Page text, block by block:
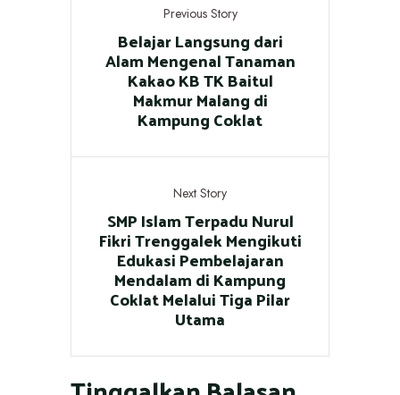
Previous Story
Belajar Langsung dari
Alam Mengenal Tanaman
Kakao KB TK Baitul
Makmur Malang di
Kampung Coklat
Next Story
SMP Islam Terpadu Nurul
Fikri Trenggalek Mengikuti
Edukasi Pembelajaran
Mendalam di Kampung
Coklat Melalui Tiga Pilar
Utama